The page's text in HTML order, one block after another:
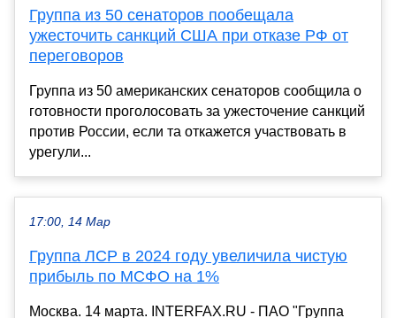
Группа из 50 сенаторов пообещала
ужесточить санкций США при отказе РФ от
переговоров
Группа из 50 американских сенаторов сообщила о
готовности проголосовать за ужесточение санкций
против России, если та откажется участвовать в
урегули...
17:00, 14 Мар
Группа ЛСР в 2024 году увеличила чистую
прибыль по МСФО на 1%
Москва. 14 марта. INTERFAX.RU - ПАО "Группа